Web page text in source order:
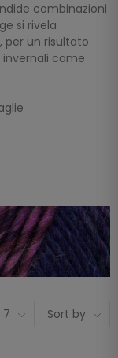
combinazioni
si rivela
per un risultato
invernali come
7 Sort by